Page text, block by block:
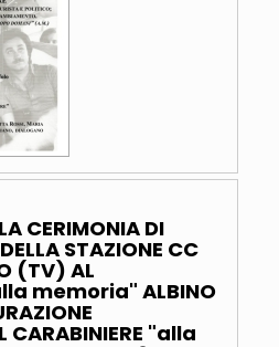
CERIMONIA DI
STAZIONE CC
(TV) AL
memoria" ALBINO
CARABINIERE "alla